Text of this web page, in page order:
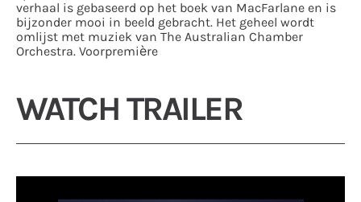
verhaal is gebaseerd op het boek van MacFarlane en is
bijzonder mooi in beeld gebracht. Het geheel wordt
omlijst met muziek van The Australian Chamber
Orchestra. Voorpremière
WATCH TRAILER